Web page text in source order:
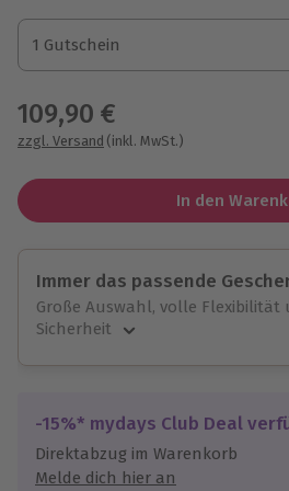
1 Gutschein
1 Gutschein
1 Gutschein
109,90 €
zzgl. Versand (inkl. MwSt.)
In den
Immer das passende
Große Auswahl, volle Flexibilität
Sicherheit
Jeder Gutschein für alle
Maximale Sicherheit
3 Jahre gültig & verlängerbar.
-15%* mydays Club Deal
Direktabzug im Warenkorb
Melde dich hier an